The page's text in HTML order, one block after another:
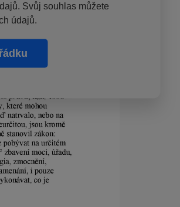
Svůj souhlas můžete
údajů.